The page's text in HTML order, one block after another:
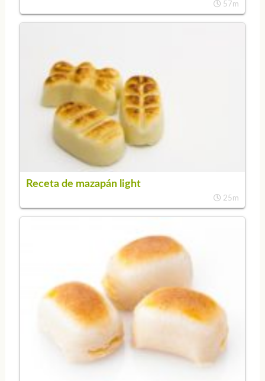
57m
Receta de mazapán light
25m